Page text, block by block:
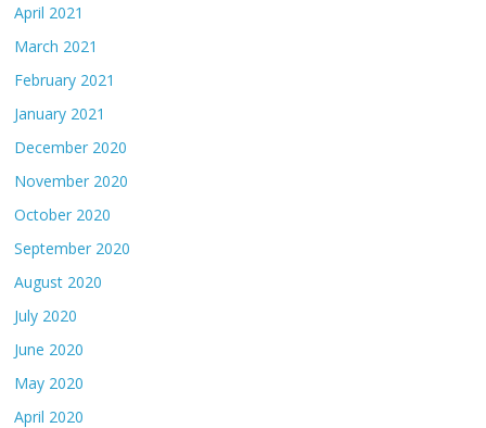
April 2021
March 2021
February 2021
January 2021
December 2020
November 2020
October 2020
September 2020
August 2020
July 2020
June 2020
May 2020
April 2020